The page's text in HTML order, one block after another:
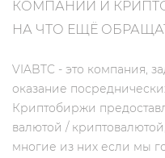
КОМПАНИИ И
НА ЧТО ЕЩЁ
VIABTC - это компания,
оказание
Криптобиржи
валютой /
многие из них если мы